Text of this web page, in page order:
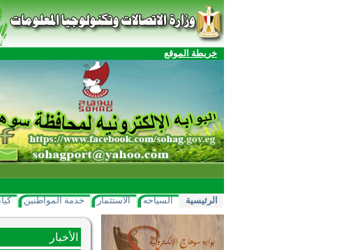
خريطة الموقع
الرئيسية السياحه الاستثمار خدمة المواطنين
الأخبار